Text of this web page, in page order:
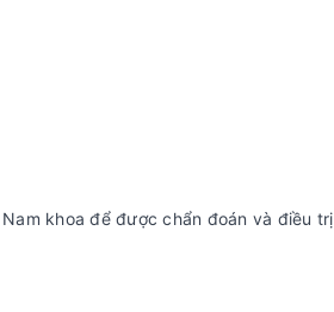
khoa để được chẩn đoán và điều trị